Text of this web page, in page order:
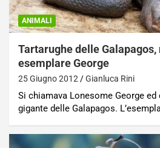
ANIMALI
Tartarughe delle
esemplare George
25 Giugno 2012 Gianluca Rini
Si chiamava Lonesome George ed
gigante delle Galapagos.